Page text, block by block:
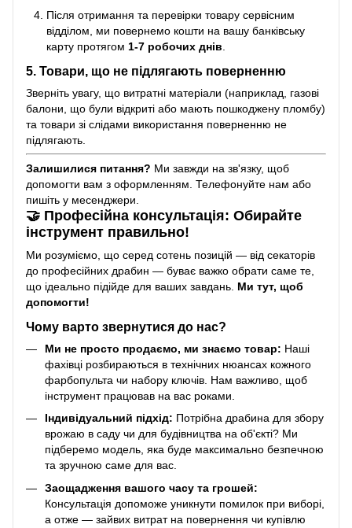
Після отримання та перевірки товару сервісним
відділом, ми повернемо кошти на вашу банківську
карту протягом 1-7 робочих днів
5. Товари, що не підлягають поверненню
Зверніть увагу, що витратні матеріали (наприклад, газові
балони, що були відкриті або мають пошкоджену пломбу)
та товари зі слідами використання поверненню не
підлягають.
Залишилися питання? Ми завжди на зв'язку, щоб
допомогти вам з оформленням. Телефонуйте нам або
пишіть у месенджери.
🤝 Професійна консультація: Обирайте
інструмент правильно!
Ми розуміємо, що серед сотень позицій — від секаторів
до професійних драбин — буває важко обрати саме те,
що ідеально підійде для ваших завдань. Ми тут, щоб
допомогти!
Чому варто звернутися до нас?
Ми не просто продаємо, ми знаємо товар: Наші
фахівці розбираються в технічних нюансах кожного
фарбопульта чи набору ключів. Нам важливо, щоб
інструмент працював на вас роками.
Індивідуальний підхід: Потрібна драбина для збору
врожаю в саду чи для будівництва на об'єкті? Ми
підберемо модель, яка буде максимально безпечною
та зручною саме для вас.
Заощадження вашого часу та грошей:
Консультація допоможе уникнути помилок при виборі,
а отже — зайвих витрат на повернення чи купівлю